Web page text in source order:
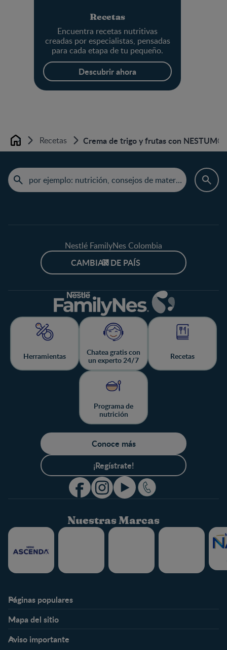
Recetas
Encuentra recetas nutritivas
creadas por especialistas, pensadas
para cada etapa de tu pequeño.
Descubrir ahora
Home Recetas Crema de trigo y frutas con NESTUM®
Nestlé FamilyNes Colombia
CAMBIAR DE PAÍS
Herramientas
Chatea gratis con
un experto 24/7
Recetas
Programa de
nutrición
Conoce más
¡Regístrate!
Nuestras Marcas
Páginas populares
Expertos en Nutrición
Preguntas Frecuentes
Mapa del sitio
Preconcepción
Aviso importante